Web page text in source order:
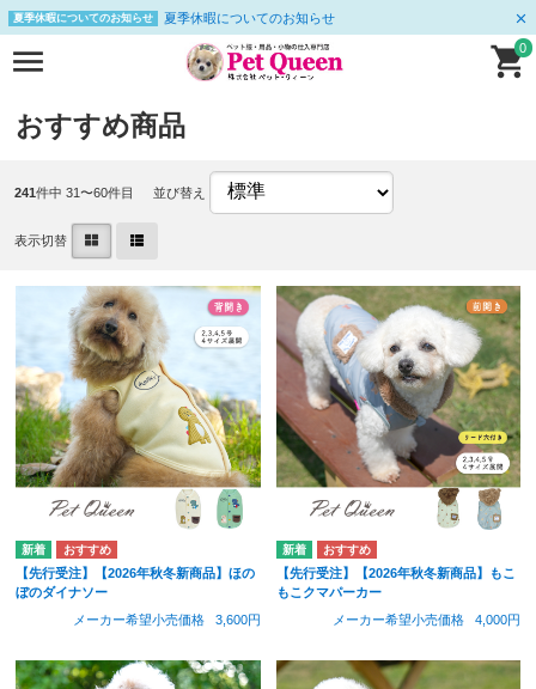
夏季休暇についてのお知らせ 夏季休暇についてのお知らせ
0
おすすめ商品
241件中 31〜60件目 並び替え
表示切替
【先行受注】【2026年秋冬新商品】ほの
ぼのダイナソー
メーカー希望小売価格
3,600円
【先行受注】【2026年秋冬新商品】もこ
もこクマパーカー
メーカー希望小売価格
4,000円